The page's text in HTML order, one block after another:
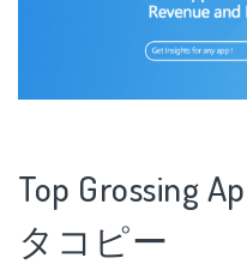
Top Grossing
タコピー